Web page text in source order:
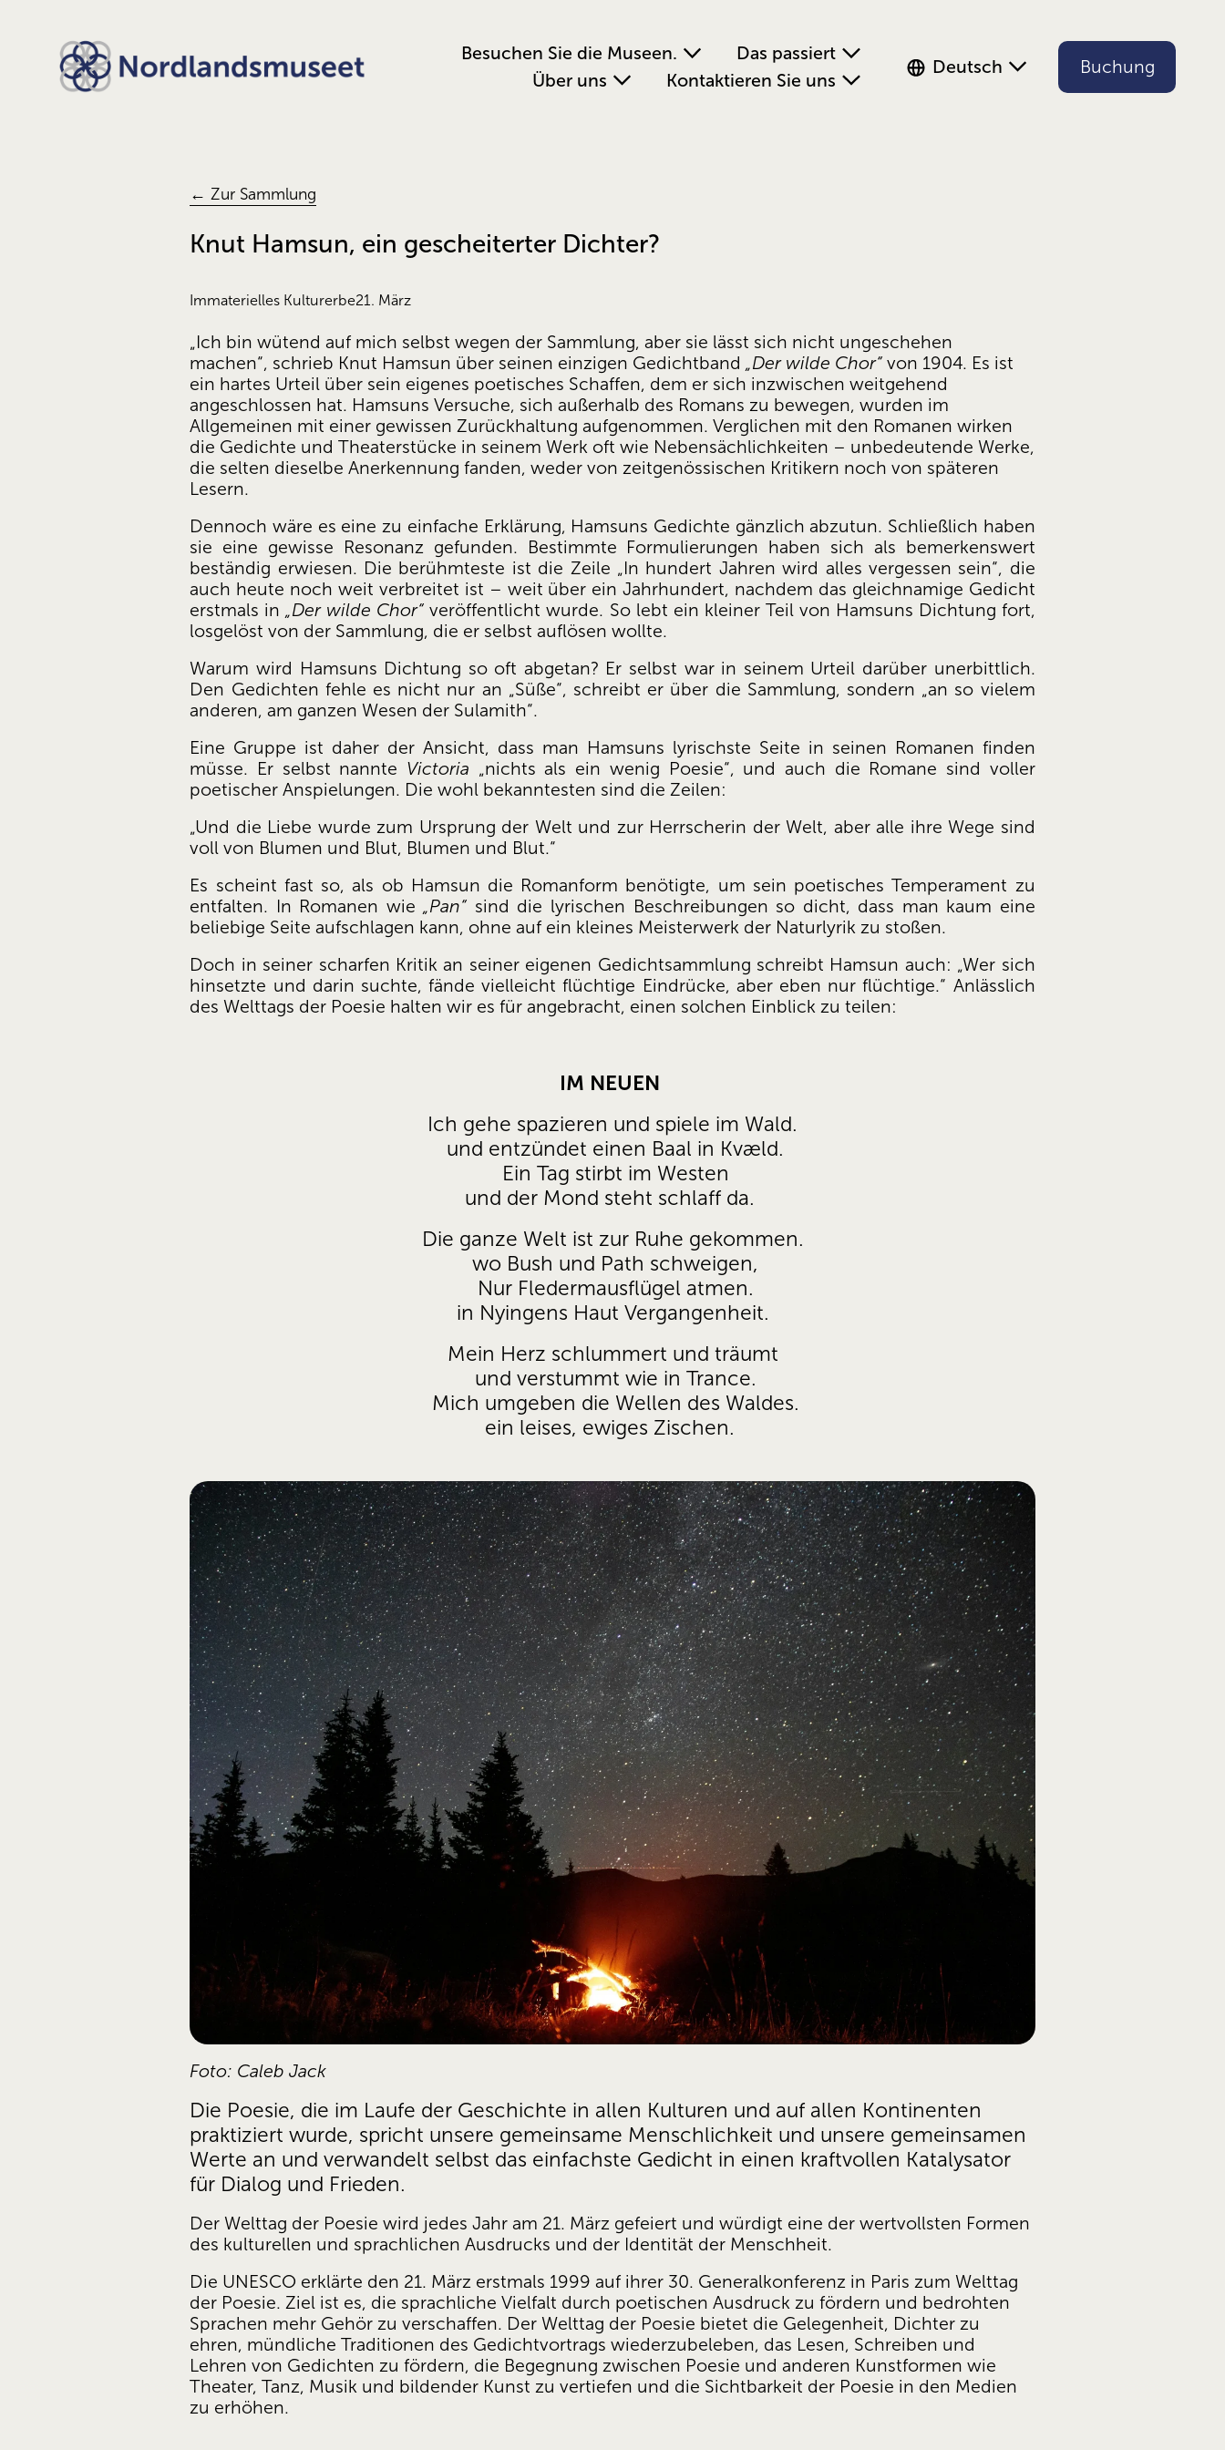
Besuchen Sie die Museen.
Das passiert
Über uns
Kontaktieren Sie uns
Deutsch Buchung
← Zur Sammlung
Knut Hamsun, ein gescheiterter Dichter?
Immaterielles Kulturerbe21. März
„Ich bin wütend auf mich selbst wegen der Sammlung, aber sie lässt sich nicht ungeschehen
machen“, schrieb Knut Hamsun über seinen einzigen Gedichtband „Der wilde Chor“ von 1904. Es ist
ein hartes Urteil über sein eigenes poetisches Schaffen, dem er sich inzwischen weitgehend
angeschlossen hat. Hamsuns Versuche, sich außerhalb des Romans zu bewegen, wurden im
Allgemeinen mit einer gewissen Zurückhaltung aufgenommen. Verglichen mit den Romanen wirken
die Gedichte und Theaterstücke in seinem Werk oft wie Nebensächlichkeiten – unbedeutende Werke,
die selten dieselbe Anerkennung fanden, weder von zeitgenössischen Kritikern noch von späteren
Lesern.
Dennoch wäre es eine zu einfache Erklärung, Hamsuns Gedichte gänzlich abzutun. Schließlich haben
sie eine gewisse Resonanz gefunden. Bestimmte Formulierungen haben sich als bemerkenswert
beständig erwiesen. Die berühmteste ist die Zeile „In hundert Jahren wird alles vergessen sein“, die
auch heute noch weit verbreitet ist – weit über ein Jahrhundert, nachdem das gleichnamige Gedicht
erstmals in „Der wilde Chor“ veröffentlicht wurde. So lebt ein kleiner Teil von Hamsuns Dichtung fort,
losgelöst von der Sammlung, die er selbst auflösen wollte.
Warum wird Hamsuns Dichtung so oft abgetan? Er selbst war in seinem Urteil darüber unerbittlich.
Den Gedichten fehle es nicht nur an „Süße“, schreibt er über die Sammlung, sondern „an so vielem
anderen, am ganzen Wesen der Sulamith“.
Eine Gruppe ist daher der Ansicht, dass man Hamsuns lyrischste Seite in seinen Romanen finden
müsse. Er selbst nannte Victoria „nichts als ein wenig Poesie“, und auch die Romane sind voller
poetischer Anspielungen. Die wohl bekanntesten sind die Zeilen:
„Und die Liebe wurde zum Ursprung der Welt und zur Herrscherin der Welt, aber alle ihre Wege sind
voll von Blumen und Blut, Blumen und Blut.“
Es scheint fast so, als ob Hamsun die Romanform benötigte, um sein poetisches Temperament zu
entfalten. In Romanen wie „Pan“ sind die lyrischen Beschreibungen so dicht, dass man kaum eine
beliebige Seite aufschlagen kann, ohne auf ein kleines Meisterwerk der Naturlyrik zu stoßen.
Doch in seiner scharfen Kritik an seiner eigenen Gedichtsammlung schreibt Hamsun auch: „Wer sich
hinsetzte und darin suchte, fände vielleicht flüchtige Eindrücke, aber eben nur flüchtige.“ Anlässlich
des Welttags der Poesie halten wir es für angebracht, einen solchen Einblick zu teilen:
IM NEUEN
Ich gehe spazieren und spiele im Wald.
und entzündet einen Baal in Kvæld.
Ein Tag stirbt im Westen
und der Mond steht schlaff da.
Die ganze Welt ist zur Ruhe gekommen.
wo Bush und Path schweigen,
Nur Fledermausflügel atmen.
in Nyingens Haut Vergangenheit.
Mein Herz schlummert und träumt
und verstummt wie in Trance.
Mich umgeben die Wellen des Waldes.
ein leises, ewiges Zischen.
Foto: Caleb Jack
Die Poesie, die im Laufe der Geschichte in allen Kulturen und auf allen Kontinenten
praktiziert wurde, spricht unsere gemeinsame Menschlichkeit und unsere gemeinsamen
Werte an und verwandelt selbst das einfachste Gedicht in einen kraftvollen Katalysator
für Dialog und Frieden.
Der Welttag der Poesie wird jedes Jahr am 21. März gefeiert und würdigt eine der wertvollsten Formen
des kulturellen und sprachlichen Ausdrucks und der Identität der Menschheit.
Die UNESCO erklärte den 21. März erstmals 1999 auf ihrer 30. Generalkonferenz in Paris zum Welttag
der Poesie. Ziel ist es, die sprachliche Vielfalt durch poetischen Ausdruck zu fördern und bedrohten
Sprachen mehr Gehör zu verschaffen. Der Welttag der Poesie bietet die Gelegenheit, Dichter zu
ehren, mündliche Traditionen des Gedichtvortrags wiederzubeleben, das Lesen, Schreiben und
Lehren von Gedichten zu fördern, die Begegnung zwischen Poesie und anderen Kunstformen wie
Theater, Tanz, Musik und bildender Kunst zu vertiefen und die Sichtbarkeit der Poesie in den Medien
zu erhöhen.